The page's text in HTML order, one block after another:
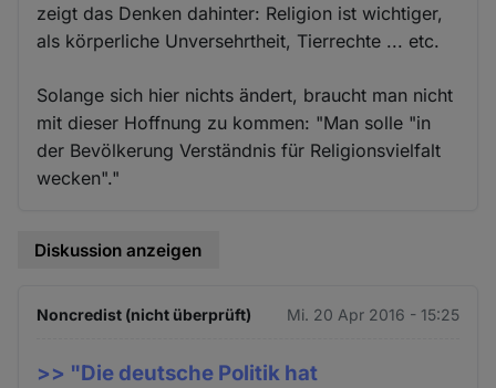
zeigt das Denken dahinter: Religion ist wichtiger,
als körperliche Unversehrtheit, Tierrechte ... etc.
Solange sich hier nichts ändert, braucht man nicht
mit dieser Hoffnung zu kommen: "Man solle "in
der Bevölkerung Verständnis für Religionsvielfalt
wecken"."
Diskussion anzeigen
Noncredist (nicht überprüft) Mi. 20 Apr 2016 - 15:25
>> "Die deutsche Politik hat